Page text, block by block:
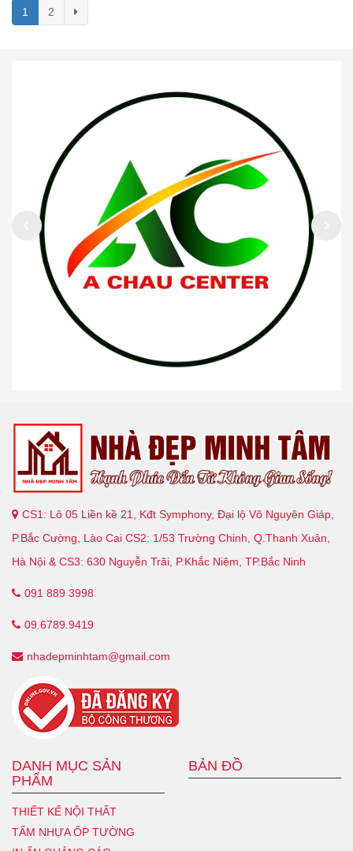
1 2
CS1: Lô 05 Liền kề 21, Kđt Symphony, Đại lộ Võ Nguyên Giáp,
P.Bắc Cường, Lào Cai CS2: 1/53 Trường Chinh, Q.Thanh Xuân,
Hà Nội & CS3: 630 Nguyễn Trãi, P.Khắc Niệm, TP.Bắc Ninh
091 889 3998
09.6789.9419
nhadepminhtam@gmail.com
DANH MỤC SẢN
PHẨM
THIẾT KẾ NỘI THẤT
TẤM NHỰA ỐP TƯỜNG
BẢN ĐỒ